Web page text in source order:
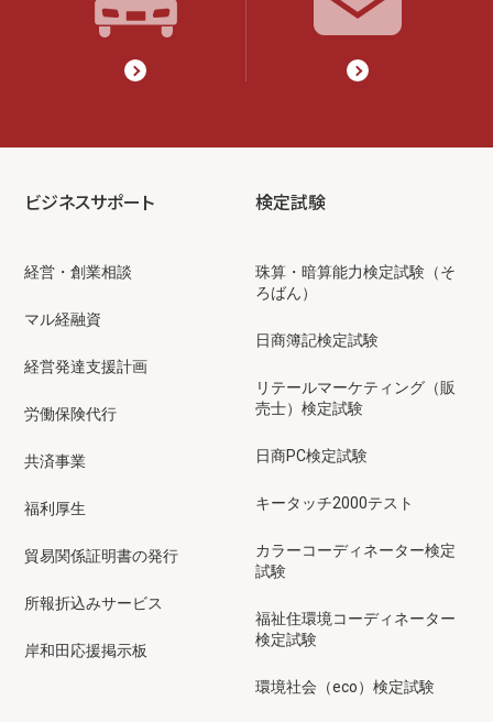
ビジネスサポート
経営・創業相談
マル経融資
経営発達支援計画
労働保険代行
共済事業
福利厚生
貿易関係証明書の発行
所報折込みサービス
岸和田応援掲示板
検定試験
珠算・暗算能力検定試験（そ
ろばん）
日商簿記検定試験
リテールマーケティング（販
売士）検定試験
日商PC検定試験
キータッチ2000テスト
カラーコーディネーター検定
試験
福祉住環境コーディネーター
検定試験
環境社会（eco）検定試験